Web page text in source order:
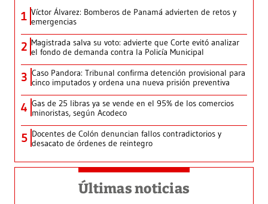
1 Víctor Álvarez: Bomberos de Panamá advierten de retos y
emergencias
2 Magistrada salva su voto: advierte que Corte evitó analizar
el fondo de demanda contra la Policía Municipal
3 Caso Pandora: Tribunal confirma detención provisional para
cinco imputados y ordena una nueva prisión preventiva
4 Gas de 25 libras ya se vende en el 95% de los comercios
minoristas, según Acodeco
5 Docentes de Colón denuncian fallos contradictorios y
desacato de órdenes de reintegro
Últimas noticias